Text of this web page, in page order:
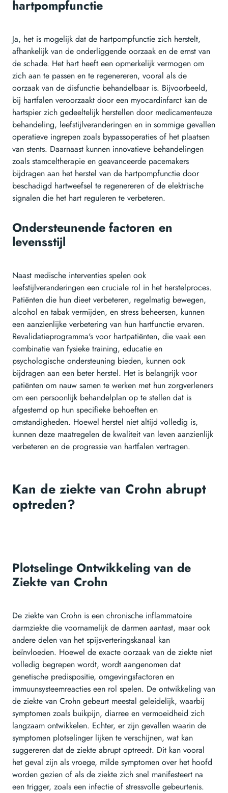
hartpompfunctie
Ja, het is mogelijk dat de hartpompfunctie zich herstelt,
afhankelijk van de onderliggende oorzaak en de ernst van
de schade. Het hart heeft een opmerkelijk vermogen om
zich aan te passen en te regenereren, vooral als de
oorzaak van de disfunctie behandelbaar is. Bijvoorbeeld,
bij hartfalen veroorzaakt door een myocardinfarct kan de
hartspier zich gedeeltelijk herstellen door medicamenteuze
behandeling, leefstijlveranderingen en in sommige gevallen
operatieve ingrepen zoals bypassoperaties of het plaatsen
van stents. Daarnaast kunnen innovatieve behandelingen
zoals stamceltherapie en geavanceerde pacemakers
bijdragen aan het herstel van de hartpompfunctie door
beschadigd hartweefsel te regenereren of de elektrische
signalen die het hart reguleren te verbeteren.
Ondersteunende factoren en
levensstijl
Naast medische interventies spelen ook
leefstijlveranderingen een cruciale rol in het herstelproces.
Patiënten die hun dieet verbeteren, regelmatig bewegen,
alcohol en tabak vermijden, en stress beheersen, kunnen
een aanzienlijke verbetering van hun hartfunctie ervaren.
Revalidatieprogramma's voor hartpatiënten, die vaak een
combinatie van fysieke training, educatie en
psychologische ondersteuning bieden, kunnen ook
bijdragen aan een beter herstel. Het is belangrijk voor
patiënten om nauw samen te werken met hun zorgverleners
om een persoonlijk behandelplan op te stellen dat is
afgestemd op hun specifieke behoeften en
omstandigheden. Hoewel herstel niet altijd volledig is,
kunnen deze maatregelen de kwaliteit van leven aanzienlijk
verbeteren en de progressie van hartfalen vertragen.
Kan de ziekte van Crohn abrupt
optreden?
Plotselinge Ontwikkeling van de
Ziekte van Crohn
De ziekte van Crohn is een chronische inflammatoire
darmziekte die voornamelijk de darmen aantast, maar ook
andere delen van het spijsverteringskanaal kan
beïnvloeden. Hoewel de exacte oorzaak van de ziekte niet
volledig begrepen wordt, wordt aangenomen dat
genetische predispositie, omgevingsfactoren en
immuunsysteemreacties een rol spelen. De ontwikkeling van
de ziekte van Crohn gebeurt meestal geleidelijk, waarbij
symptomen zoals buikpijn, diarree en vermoeidheid zich
langzaam ontwikkelen. Echter, er zijn gevallen waarin de
symptomen plotselinger lijken te verschijnen, wat kan
suggereren dat de ziekte abrupt optreedt. Dit kan vooral
het geval zijn als vroege, milde symptomen over het hoofd
worden gezien of als de ziekte zich snel manifesteert na
een trigger, zoals een infectie of stressvolle gebeurtenis.